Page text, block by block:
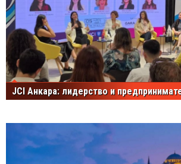
JCI Анкара: лидерство и